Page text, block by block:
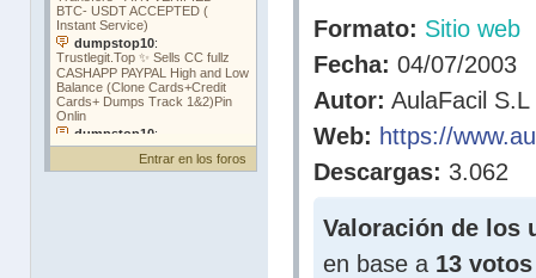
Entrar en los foros
Formato: Sitio web
Fecha: 04/07/2003
Autor: AulaFacil S.L
Web: https://
Descargas: 3.062
Valoración de los
en base a 13 votos